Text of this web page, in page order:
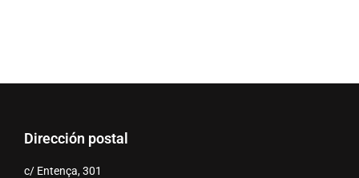
Dirección postal
c/ Entença, 301